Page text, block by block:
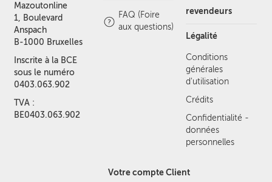
Mazoutonline
1, Boulevard
Anspach
B-1000 Bruxelles
Inscrite à la BCE
sous le numéro
0403.063.902
TVA :
BE0403.063.902
FAQ (Foire
aux questions)
revendeurs
Légalité
Conditions
générales
d'utilisation
Crédits
Confidentialité -
données
personnelles
Votre compte Client